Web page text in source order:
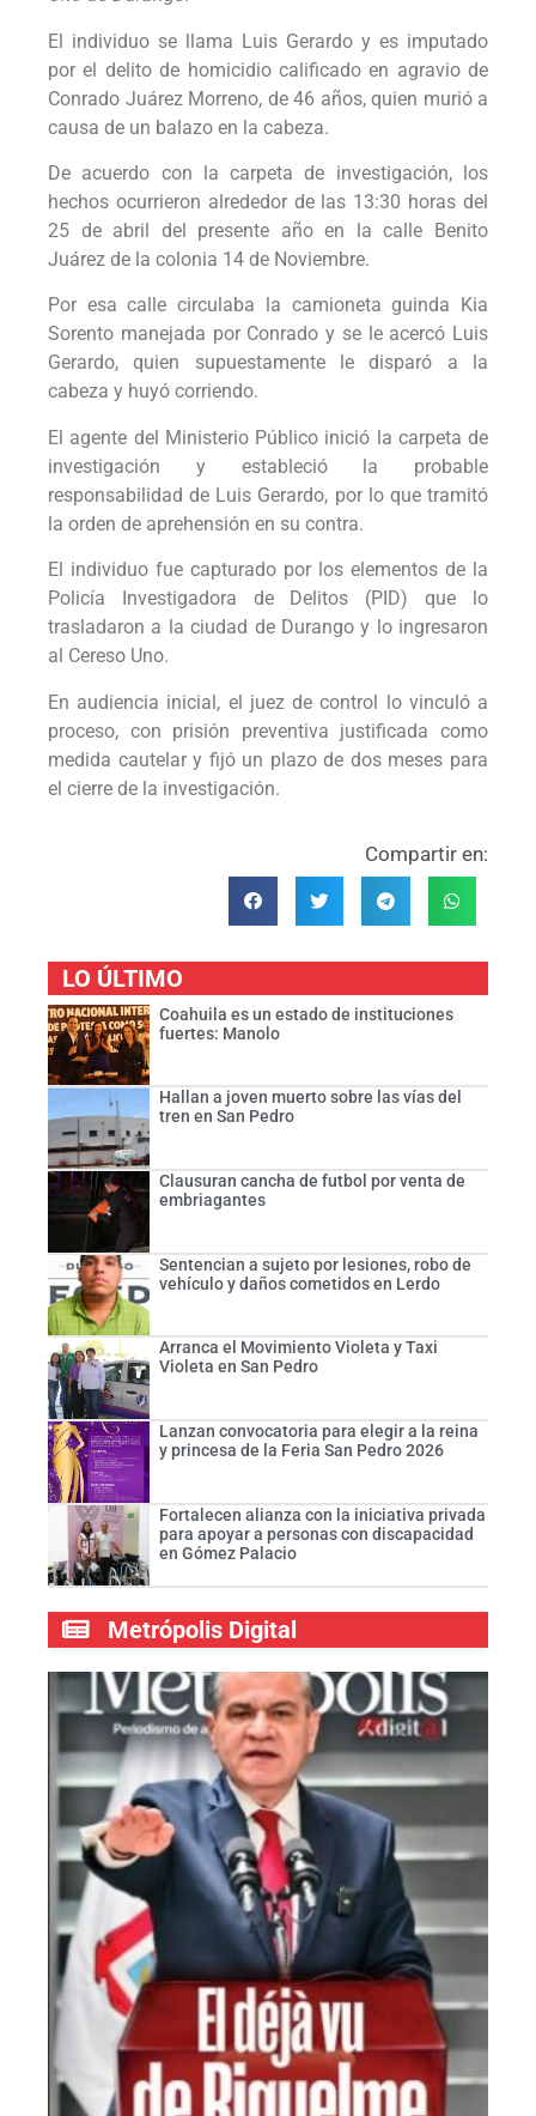
El individuo se llama Luis Gerardo y es imputado
por el delito de homicidio calificado en agravio de
Conrado Juárez Morreno, de 46 años, quien murió a
causa de un balazo en la cabeza.
De acuerdo con la carpeta de investigación, los
hechos ocurrieron alrededor de las 13:30 horas del
25 de abril del presente año en la calle Benito
Juárez de la colonia 14 de Noviembre.
Por esa calle circulaba la camioneta guinda Kia
Sorento manejada por Conrado y se le acercó Luis
Gerardo, quien supuestamente le disparó a la
cabeza y huyó corriendo.
El agente del Ministerio Público inició la carpeta de
investigación y estableció la probable
responsabilidad de Luis Gerardo, por lo que tramitó
la orden de aprehensión en su contra.
El individuo fue capturado por los elementos de la
Policía Investigadora de Delitos (PID) que lo
trasladaron a la ciudad de Durango y lo ingresaron
al Cereso Uno.
En audiencia inicial, el juez de control lo vinculó a
proceso, con prisión preventiva justificada como
medida cautelar y fijó un plazo de dos meses para
el cierre de la investigación.
Compartir en:
LO ÚLTIMO
Coahuila es un estado de instituciones
fuertes: Manolo
Hallan a joven muerto sobre las vías del
tren en San Pedro
Clausuran cancha de futbol por venta de
embriagantes
Sentencian a sujeto por lesiones, robo de
vehículo y daños cometidos en Lerdo
Arranca el Movimiento Violeta y Taxi
Violeta en San Pedro
Lanzan convocatoria para elegir a la reina
y princesa de la Feria San Pedro 2026
Fortalecen alianza con la iniciativa privada
para apoyar a personas con discapacidad
en Gómez Palacio
Metrópolis Digital